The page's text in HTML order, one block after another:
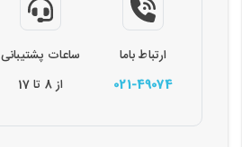
ارتباط باما
021-49074
ساعات پشتیبانی
از 8 تا 17